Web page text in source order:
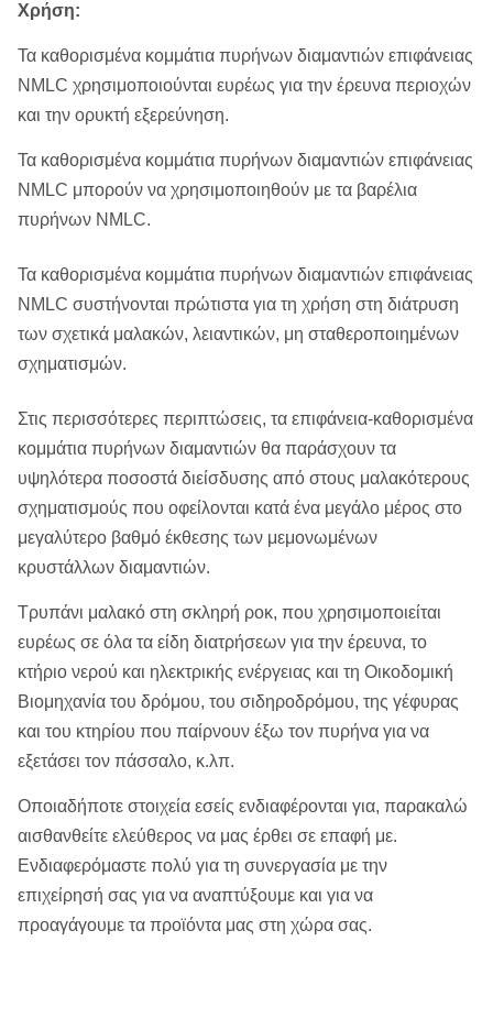
Χρήση:
Τα καθορισμένα κομμάτια πυρήνων διαμαντιών επιφάνειας
NMLC χρησιμοποιούνται ευρέως για την έρευνα περιοχών
και την ορυκτή εξερεύνηση.
Τα καθορισμένα κομμάτια πυρήνων διαμαντιών επιφάνειας
NMLC μπορούν να χρησιμοποιηθούν με τα βαρέλια
πυρήνων NMLC.
Τα καθορισμένα κομμάτια πυρήνων διαμαντιών επιφάνειας
NMLC συστήνονται πρώτιστα για τη χρήση στη διάτρυση
των σχετικά μαλακών, λειαντικών, μη σταθεροποιημένων
σχηματισμών.
Στις περισσότερες περιπτώσεις, τα επιφάνεια-καθορισμένα
κομμάτια πυρήνων διαμαντιών θα παράσχουν τα
υψηλότερα ποσοστά διείσδυσης από στους μαλακότερους
σχηματισμούς που οφείλονται κατά ένα μεγάλο μέρος στο
μεγαλύτερο βαθμό έκθεσης των μεμονωμένων
κρυστάλλων διαμαντιών.
Τρυπάνι μαλακό στη σκληρή ροκ, που χρησιμοποιείται
ευρέως σε όλα τα είδη διατρήσεων για την έρευνα, το
κτήριο νερού και ηλεκτρικής ενέργειας και τη Οικοδομική
Βιομηχανία του δρόμου, του σιδηροδρόμου, της γέφυρας
και του κτηρίου που παίρνουν έξω τον πυρήνα για να
εξετάσει τον πάσσαλο, κ.λπ.
Οποιαδήποτε στοιχεία εσείς ενδιαφέρονται για, παρακαλώ
αισθανθείτε ελεύθερος να μας έρθει σε επαφή με.
Ενδιαφερόμαστε πολύ για τη συνεργασία με την
επιχείρησή σας για να αναπτύξουμε και για να
προαγάγουμε τα προϊόντα μας στη χώρα σας.